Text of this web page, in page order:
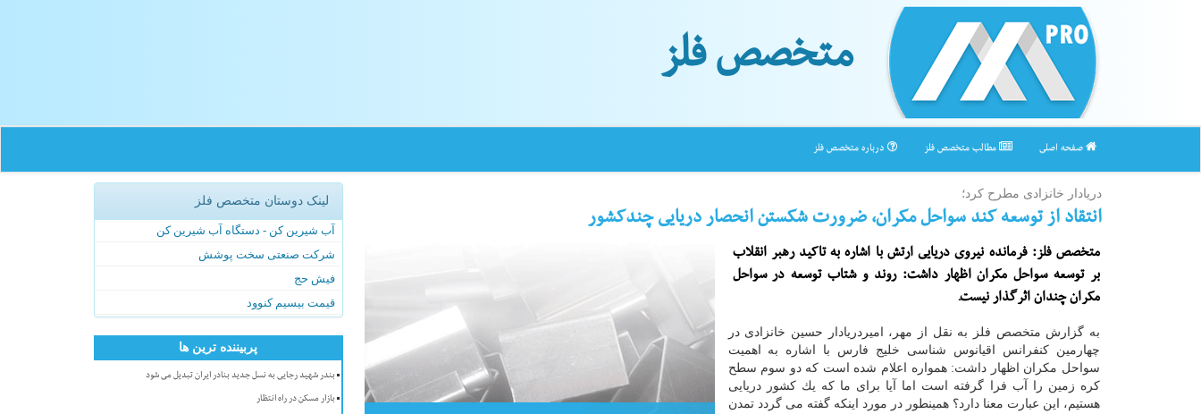
متخصص فلز
صفحه اصلی مطالب متخصص فلز درباره متخصص فلز
دریادار خانزادی مطرح كرد؛
انتقاد از توسعه كند سواحل مكران، ضرورت شكستن انحصار دریایی چندكشور
متخصص فلز: فرمانده نیروی دریایی ارتش با اشاره به تاكید رهبر انقلاب
بر توسعه سواحل مكران اظهار داشت: روند و شتاب توسعه در سواحل
مكران چندان اثرگذار نیست.
به گزارش متخصص فلز به نقل از مهر، امیردریادار حسین خانزادی در
چهارمین كنفرانس اقیانوس شناسی خلیج فارس با اشاره به اهمیت
سواحل مكران اظهار داشت: همواره اعلام شده است كه دو سوم سطح
كره زمین را آب فرا گرفته است اما آیا برای ما كه یك كشور دریایی
هستیم، این عبارت معنا دارد؟ همینطور در مورد اینكه گفته می گردد تمدن
لینک دوستان متخصص فلز
آب شیرین کن - دستگاه آب شیرین کن
شرکت صنعتی سخت پوشش
فیش حج
قیمت بیسیم کنوود
پربیننده ترین ها
بندر شهید رجایی به نسل جدید بنادر ایران تبدیل می شود
بازار مسکن در راه انتظار